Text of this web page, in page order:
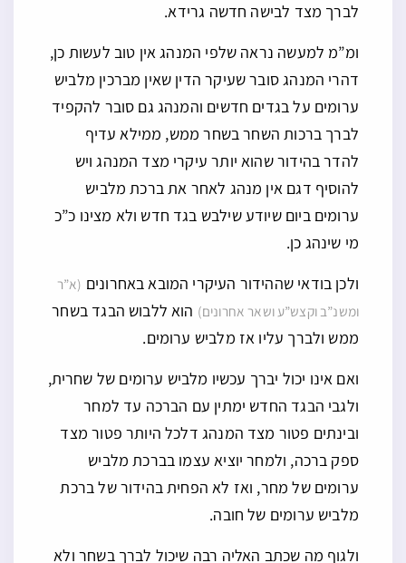
לברך מצד לבישה חדשה גרידא.
ומ”מ למעשה נראה שלפי המנהג אין טוב לעשות כן,
דהרי המנהג סובר שעיקר הדין שאין מברכין מלביש
ערומים על בגדים חדשים והמנהג גם סובר להקפיד
לברך ברכות השחר בשחר ממש, ממילא עדיף
להדר בהידור שהוא יותר עיקרי מצד המנהג ויש
להוסיף דגם אין מנהג לאחר את ברכת מלביש
ערומים ביום שיודע שילבש בגד חדש ולא מצינו כ”כ
מי שינהג כן.
ולכן בודאי שההידור העיקרי המובא באחרונים (א”ר
ומשנ”ב וקצש”ע ושאר אחרונים) הוא ללבוש הבגד בשחר
ממש ולברך עליו אז מלביש ערומים.
ואם אינו יכול יברך עכשיו מלביש ערומים של שחרית,
ולגבי הבגד החדש ימתין עם הברכה עד למחר
ובינתים פטור מצד המנהג דלכל היותר פטור מצד
ספק ברכה, ולמחר יוציא עצמו בברכת מלביש
ערומים של מחר, ואז לא הפחית בהידור של ברכת
מלביש ערומים של חובה.
ולגוף מה שכתב האליה רבה שיכול לברך בשחר ולא